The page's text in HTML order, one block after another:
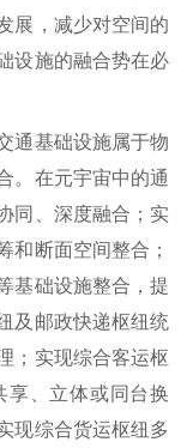
展，减少对空间的
设施的融合势在必
通基础设施属于物
。在元宇宙中的通
同、深度融合；实
和断面空间整合；
基础设施整合，提
及邮政快递枢纽统
；实现综合客运枢
享、立体或同台换
现综合货运枢纽多